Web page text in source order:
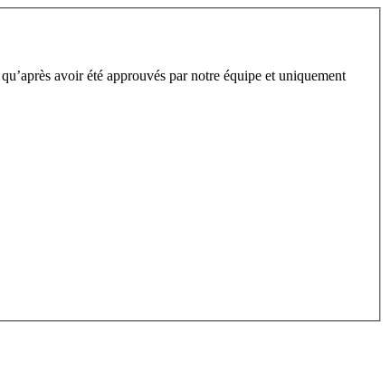
avoir été approuvés par notre équipe et uniquement